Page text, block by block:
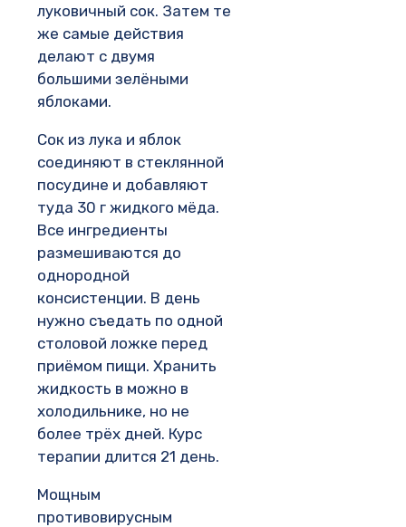
луковичный сок. Затем те
же самые действия
делают с двумя
большими зелёными
яблоками.
Сок из лука и яблок
соединяют в стеклянной
посудине и добавляют
туда 30 г жидкого мёда.
Все ингредиенты
размешиваются до
однородной
консистенции. В день
нужно съедать по одной
столовой ложке перед
приёмом пищи. Хранить
жидкость в можно в
холодильнике, но не
более трёх дней. Курс
терапии длится 21 день.
Мощным
противовирусным